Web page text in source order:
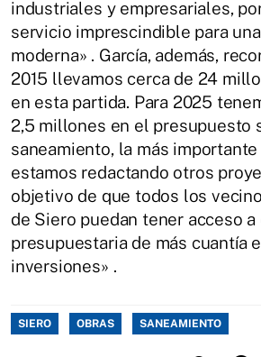
industriales y empresariales,
servicio imprescindible para
moderna» . García, además,
2015 llevamos cerca de 24
en esta partida. Para 2025
2,5 millones en el presupuesto
saneamiento, la más
estamos redactando otros
objetivo de que todos los
de Siero puedan tener acceso
presupuestaria de más cuantía
inversiones» .
SIERO OBRAS SANEAMIENTO